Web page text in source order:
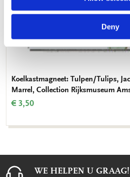
Deny
Koelkastmagneet: Tulpen/Tulips,
Marrel, Collection Rijksmuseum
€ 3,50
WE HELPEN U GRAAG!